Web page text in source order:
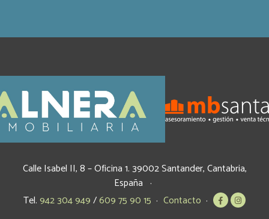
Calle Isabel II, 8 – Oficina 1.39002Santander,Cantabria,
España
Tel.942 304 949/609 75 90 15 Contacto